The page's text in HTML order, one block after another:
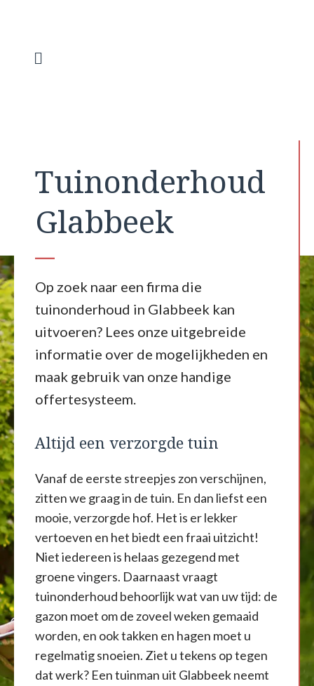
inhoud
Tuinonderhoud
Glabbeek
Op zoek naar een firma die
tuinonderhoud in Glabbeek kan
uitvoeren? Lees onze uitgebreide
informatie over de mogelijkheden en
maak gebruik van onze handige
offertesysteem.
Altijd een verzorgde tuin
Vanaf de eerste streepjes zon verschijnen,
zitten we graag in de tuin. En dan liefst een
mooie, verzorgde hof. Het is er lekker
vertoeven en het biedt een fraai uitzicht!
Niet iedereen is helaas gezegend met
groene vingers. Daarnaast vraagt
tuinonderhoud behoorlijk wat van uw tijd: de
gazon moet om de zoveel weken gemaaid
worden, en ook takken en hagen moet u
regelmatig snoeien. Ziet u tekens op tegen
dat werk? Een tuinman uit Glabbeek neemt